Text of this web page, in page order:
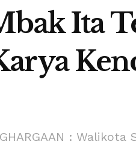
Ita
: Walikota